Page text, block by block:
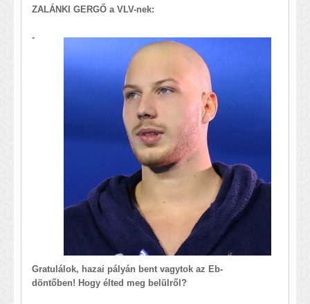
ZALÁNKI GERGŐ a VLV-nek:
-
Gratulálok, hazai pályán bent vagytok az Eb-
döntőben! Hogy élted meg belülről?